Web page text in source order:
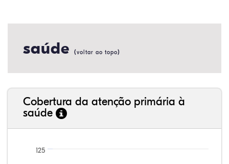
saúde (voltar ao topo)
Cobertura da atenção primária à
saúde
125